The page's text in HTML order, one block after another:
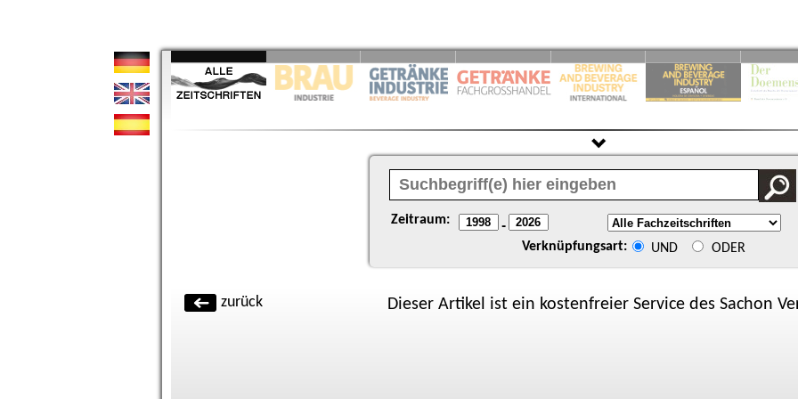
Zeitraum: -
Verknüpfungsart: UND ODER
zurück Dieser Artikel ist ein kostenfreier Service des Sachon